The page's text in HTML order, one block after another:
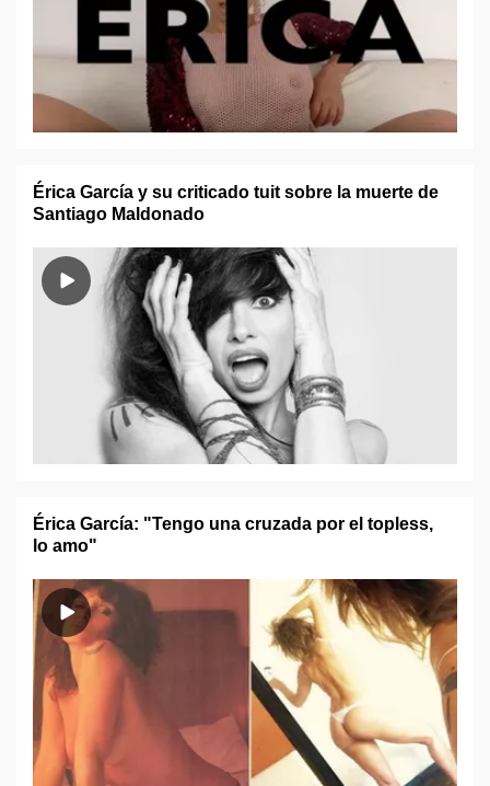
Érica García y su criticado tuit sobre la muerte de
Santiago Maldonado
Érica García: "Tengo una cruzada por el topless,
lo amo"